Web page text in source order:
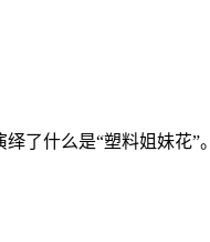
了什么是“塑料姐妹花”。